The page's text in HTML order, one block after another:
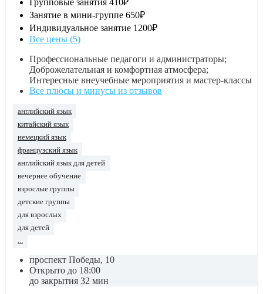
Групповые занятия 410₽
Занятие в мини-группе 650₽
Индивидуальное занятие 1200₽
Все цены (5)
Профессиональные педагоги и администраторы;
Доброжелательная и комфортная атмосфера;
Интересные внеучебные мероприятия и мастер-классы
Все плюсы и минусы из отзывов
английский язык
китайский язык
немецкий язык
французский язык
английский язык для детей
вечернее обучение
взрослые группы
детские группы
для взрослых
для детей
...
проспект Победы, 10
Открыто до 18:00
до закрытия 32 мин